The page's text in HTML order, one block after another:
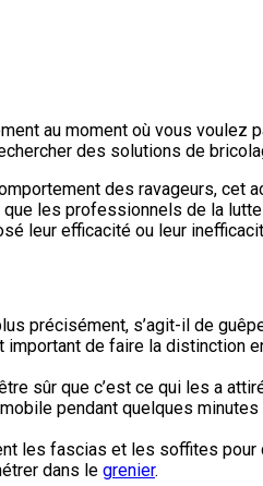
au moment où vous
des solutions de
des ravageurs, cet
les professionnels de la
leur efficacité ou leur
précisément, s’agit-il de
important de faire la distinction
sûr que c’est ce qui les a
pendant quelques
les fascias et les soffites pour
dans le grenier.